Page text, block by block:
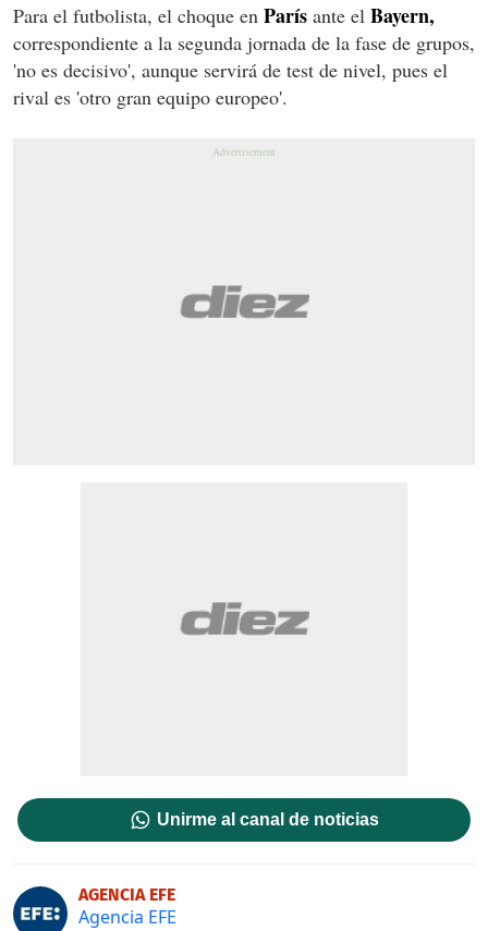
Para el futbolista, el choque en París ante el Bayern,
correspondiente a la segunda jornada de la fase de grupos,
'no es decisivo', aunque servirá de test de nivel, pues el
rival es 'otro gran equipo europeo'.
Unirme al canal de noticias
AGENCIA EFE
Agencia EFE